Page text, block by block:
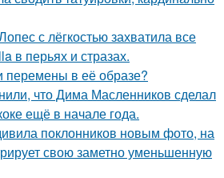
с лёгкостью захватила все
в перьях и стразах.
перемены в её образе?
что Дима Масленников сделал
ещё в начале года.
поклонников новым фото, на
свою заметно уменьшенную